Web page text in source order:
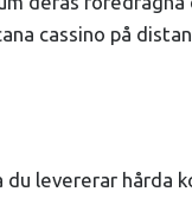
cassino på
levererar hårda